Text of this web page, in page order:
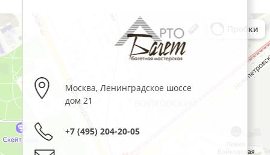
Москва,Ленинградское шоссе
дом 21
+7 (495) 204-20-05